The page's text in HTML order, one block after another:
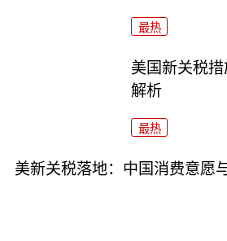
最热
美国新关税
解析
最热
美新关税落地：中国消费意愿